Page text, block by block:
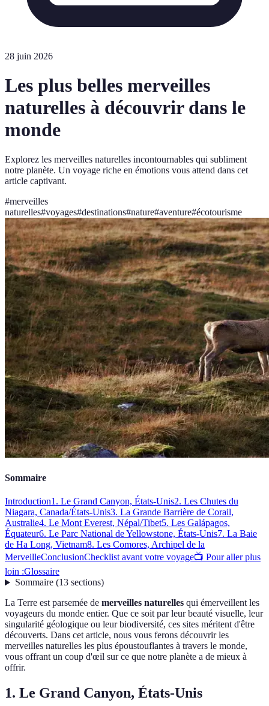
28 juin 2026
Les plus belles merveilles
naturelles à découvrir dans le
monde
Explorez les merveilles naturelles incontournables qui subliment
notre planète. Un voyage riche en émotions vous attend dans cet
article captivant.
#merveilles
naturelles#voyages#destinations#nature#aventure#écotourisme
Sommaire
Introduction1. Le Grand Canyon, États-Unis2. Les Chutes du
Niagara, Canada/États-Unis3. La Grande Barrière de Corail,
Australie4. Le Mont Everest, Népal/Tibet5. Les Galápagos,
Équateur6. Le Parc National de Yellowstone, États-Unis7. La Baie
de Ha Long, Vietnam8. Les Comores, Archipel de la
MerveilleConclusionChecklist avant votre voyage📺 Pour aller plus
loin :Glossaire
Sommaire(13 sections)
La Terre est parsemée de merveilles naturelles qui émerveillent les
voyageurs du monde entier. Que ce soit par leur beauté visuelle, leur
singularité géologique ou leur biodiversité, ces sites méritent d'être
découverts. Dans cet article, nous vous ferons découvrir les
merveilles naturelles les plus époustouflantes à travers le monde,
vous offrant un coup d'œil sur ce que notre planète a de mieux à
offrir.
1. Le Grand Canyon, États-Unis